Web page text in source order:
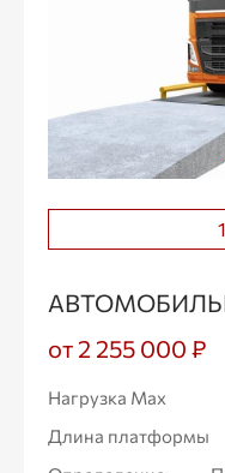
от 2 255 000 ₽
Нагрузка Max
Длина платформы